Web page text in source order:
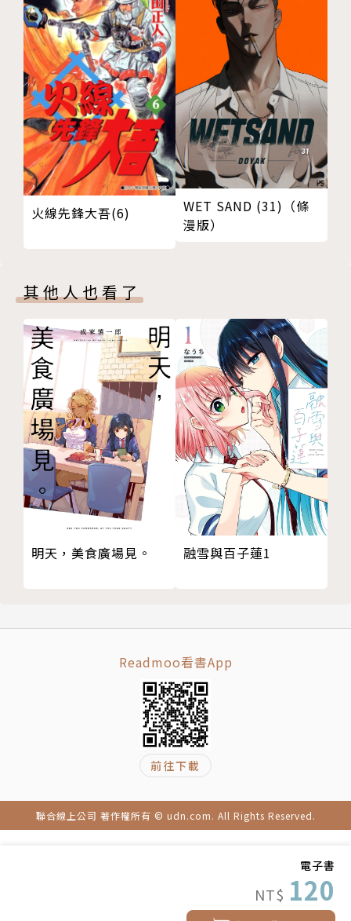
電子書
NT$ 120
火線先鋒大吾(6)
WET SAND (31)（條
漫版）
其他人也看了
明天，美食廣場見。 融雪與百子蓮1
Readmoo看書App
前往下載
聯合線上公司 著作權所有 © udn.com. All Rights Reserved.